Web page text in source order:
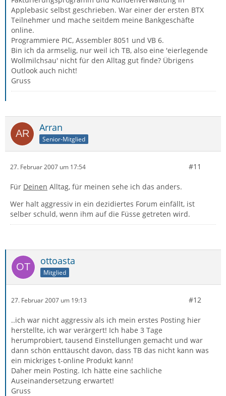
Applebasic selbst geschrieben. War einer der ersten BTX
Teilnehmer und mache seitdem meine Bankgeschäfte
online.
Programmiere PIC, Assembler 8051 und VB 6.
Bin ich da armselig, nur weil ich TB, also eine 'eierlegende
Wollmilchsau' nicht für den Alltag gut finde? Übrigens
Outlook auch nicht!
Gruss
Arran
Senior-Mitglied
27. Februar 2007 um 17:54 #11
Für Deinen Alltag, für meinen sehe ich das anders.
Wer halt aggressiv in ein dezidiertes Forum einfällt, ist
selber schuld, wenn ihm auf die Füsse getreten wird.
ottoasta
Mitglied
27. Februar 2007 um 19:13 #12
..ich war nicht aggressiv als ich mein erstes Posting hier
herstellte, ich war verärgert! Ich habe 3 Tage
herumprobiert, tausend Einstellungen gemacht und war
dann schön enttäuscht davon, dass TB das nicht kann was
ein mickriges t-online Produkt kann!
Daher mein Posting. Ich hätte eine sachliche
Auseinandersetzung erwartet!
Gruss